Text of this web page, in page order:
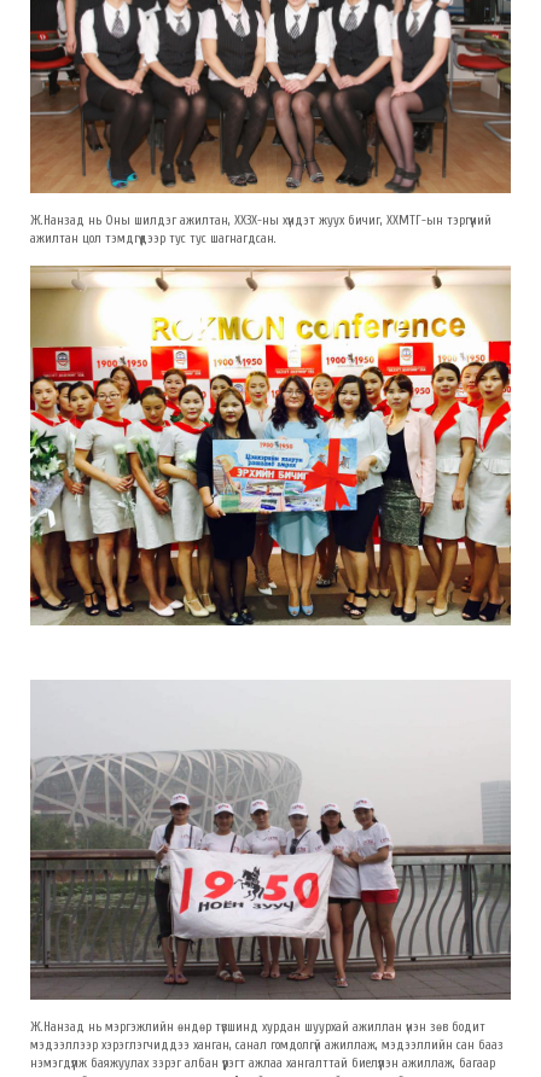
Ж.Нанзад нь Оны шилдэг ажилтан, ХХЗХ-ны хүндэт жуух бичиг, ХХМТГ-ын тэргүүний
ажилтан цол тэмдгүүдээр тус тус шагнагдсан.
Ж.Нанзад нь мэргэжлийн өндөр түвшинд хурдан шуурхай ажиллан үнэн зөв бодит
мэдээллээр хэрэглэгчиддээ ханган, санал гомдолгүй ажиллаж, мэдээллийн сан бааз
нэмэгдүүлж баяжуулах зэрэг албан үүрэгт ажлаа хангалттай биелүүлэн ажиллаж, багаар